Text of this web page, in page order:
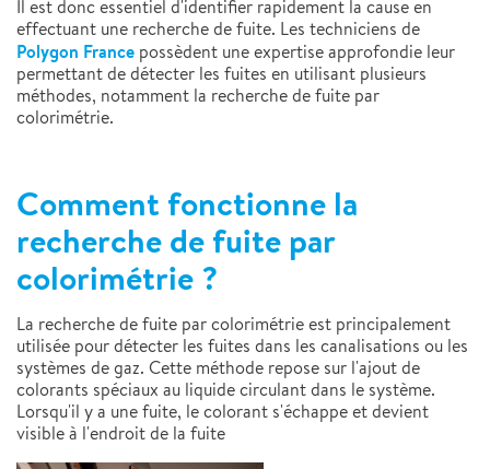
Il est donc essentiel d'identifier rapidement la cause en
effectuant une recherche de fuite. Les techniciens de
Polygon France possèdent une expertise approfondie leur
permettant de détecter les fuites en utilisant plusieurs
méthodes, notamment la recherche de fuite par
colorimétrie.
Comment fonctionne la
recherche de fuite par
colorimétrie ?
La recherche de fuite par colorimétrie est principalement
utilisée pour détecter les fuites dans les canalisations ou les
systèmes de gaz. Cette méthode repose sur l'ajout de
colorants spéciaux au liquide circulant dans le système.
Lorsqu'il y a une fuite, le colorant s'échappe et devient
visible à l'endroit de la fuite